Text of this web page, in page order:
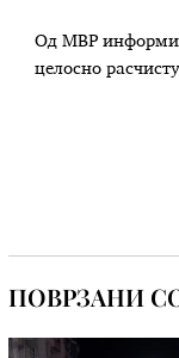
Од МВР
целосно
ПОВРЗАНИ